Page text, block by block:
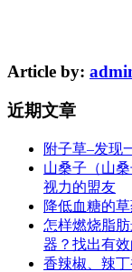
Article by:
近期文章
附子草–发现
山桑子（山
视力的盟友
降低血糖的
怎样燃烧脂
器？找出有效
香辣椒、辣丁